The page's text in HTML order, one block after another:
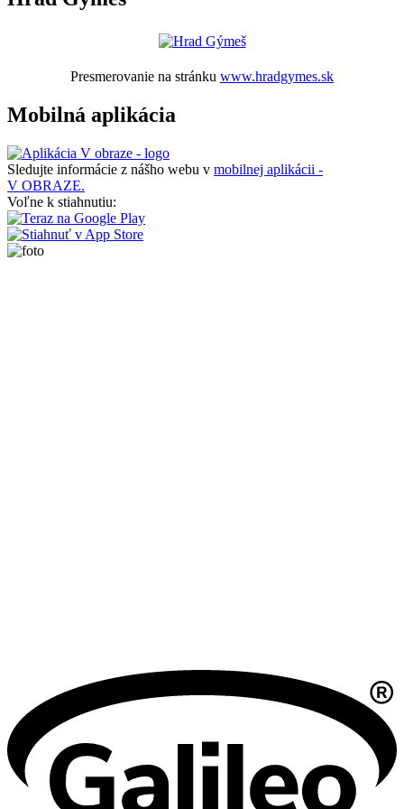
Presmerovanie na stránku www.hradgymes.sk
Mobilná aplikácia
Sledujte informácie z nášho webu v mobilnej aplikácii -
V OBRAZE.
Voľne k stiahnutiu: